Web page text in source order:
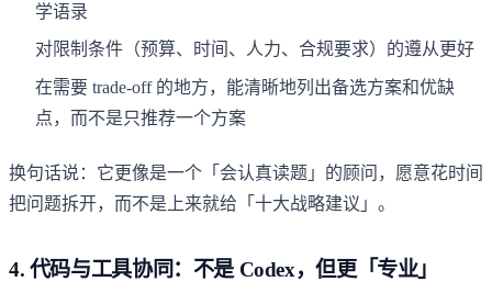
学语录
对限制条件（预算、时间、人力、合规要求）的遵从更好
在需要 trade-off 的地方，能清晰地列出备选方案和优缺
点，而不是只推荐一个方案
换句话说：它更像是一个「会认真读题」的顾问，愿意花时间
把问题拆开，而不是上来就给「十大战略建议」。
4. 代码与工具协同：不是 Codex，但更「专业」